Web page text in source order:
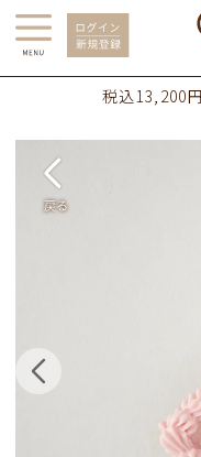
税込13,200